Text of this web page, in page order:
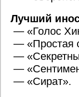
Лучший
— «Голос
— «Простая
—
—
— «Сират».